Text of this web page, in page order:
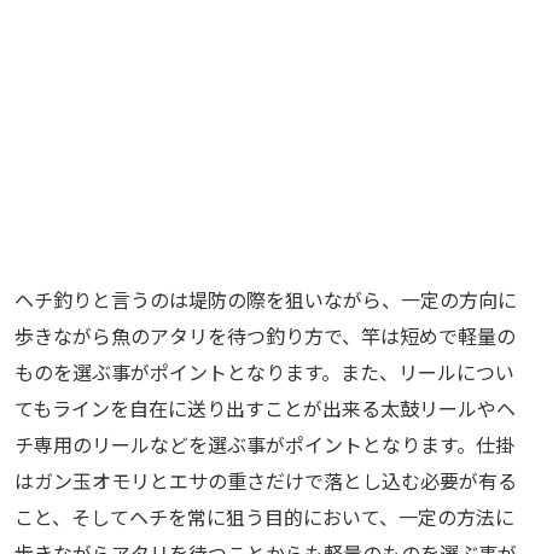
ヘチ釣りと言うのは堤防の際を狙いながら、一定の方向に
歩きながら魚のアタリを待つ釣り方で、竿は短めで軽量の
ものを選ぶ事がポイントとなります。また、リールについ
てもラインを自在に送り出すことが出来る太鼓リールやヘ
チ専用のリールなどを選ぶ事がポイントとなります。仕掛
はガン玉オモリとエサの重さだけで落とし込む必要が有る
こと、そしてヘチを常に狙う目的において、一定の方法に